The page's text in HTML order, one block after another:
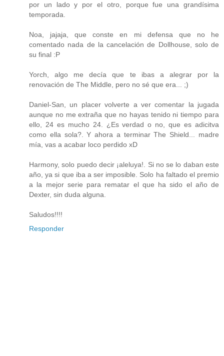
por un lado y por el otro, porque fue una grandísima
temporada.
Noa, jajaja, que conste en mi defensa que no he
comentado nada de la cancelación de Dollhouse, solo de
su final :P
Yorch, algo me decía que te ibas a alegrar por la
renovación de The Middle, pero no sé que era... ;)
Daniel-San, un placer volverte a ver comentar la jugada
aunque no me extraña que no hayas tenido ni tiempo para
ello, 24 es mucho 24. ¿Es verdad o no, que es adicitva
como ella sola?. Y ahora a terminar The Shield... madre
mía, vas a acabar loco perdido xD
Harmony, solo puedo decir ¡aleluya!. Si no se lo daban este
año, ya si que iba a ser imposible. Solo ha faltado el premio
a la mejor serie para rematar el que ha sido el año de
Dexter, sin duda alguna.
Saludos!!!!
Responder